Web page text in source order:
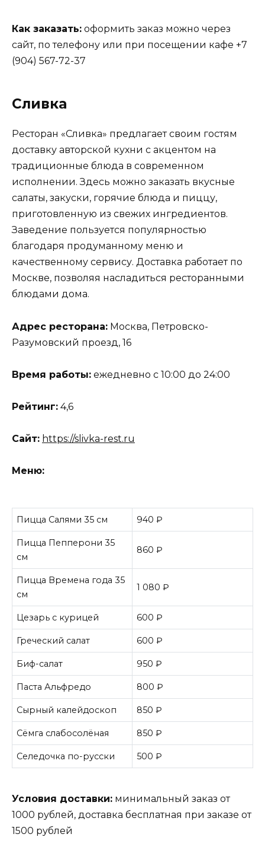
Как заказать: оформить заказ можно через
сайт, по телефону или при посещении кафе +7
(904) 567-72-37
Сливка
Ресторан «Сливка» предлагает своим гостям
доставку авторской кухни с акцентом на
традиционные блюда в современном
исполнении. Здесь можно заказать вкусные
салаты, закуски, горячие блюда и пиццу,
приготовленную из свежих ингредиентов.
Заведение пользуется популярностью
благодаря продуманному меню и
качественному сервису. Доставка работает по
Москве, позволяя насладиться ресторанными
блюдами дома.
Адрес ресторана: Москва, Петровско-
Разумовский проезд, 16
Время работы: ежедневно с 10:00 до 24:00
Рейтинг: 4,6
Сайт: https://slivka-rest.ru
Меню:
Пицца Салями 35 см 940 ₽
Пицца Пепперони 35
см
860 ₽
Пицца Времена года 35
см
1 080 ₽
Цезарь с курицей 600 ₽
Греческий салат 600 ₽
Биф-салат 950 ₽
Паста Альфредо 800 ₽
Сырный калейдоскоп 850 ₽
Сёмга слабосолёная 850 ₽
Селедочка по-русски 500 ₽
Условия доставки: минимальный заказ от
1000 рублей, доставка бесплатная при заказе от
1500 рублей